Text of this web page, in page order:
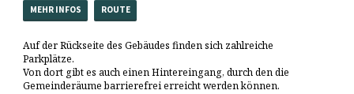
MEHR INFOS ROUTE
Auf der Rückseite des Gebäudes finden sich zahlreiche
Parkplätze.
Von dort gibt es auch einen Hintereingang, durch den die
Gemeinderäume barrierefrei erreicht werden können.